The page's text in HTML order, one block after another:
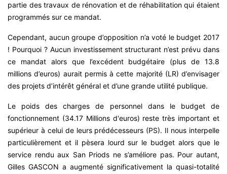
partie des travaux de rénovation et de réhabilitation qui étaient
programmés sur ce mandat.
Cependant, aucun groupe d’opposition n’a voté le budget 2017
! Pourquoi ? Aucun investissement structurant n’est prévu dans
ce mandat alors que l’excédent budgétaire (plus de 13.8
millions d’euros) aurait permis à cette majorité (LR) d’envisager
des projets d’intérêt général et d’une grande utilité publique.
Le poids des charges de personnel dans le budget de
fonctionnement (34.17 Millions d'euros) reste très important et
supérieur à celui de leurs prédécesseurs (PS). Il nous interpelle
particulièrement et il pèsera lourd sur le budget alors que le
service rendu aux San Priods ne s’améliore pas. Pour autant,
Gilles GASCON a augmenté significativement la quasi-totalité